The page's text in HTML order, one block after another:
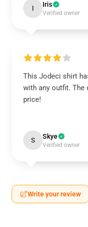
I Iris
Verified owner
This Jodeci shirt
with any outfit.
price!
S Skye
Verified owner
Write your review